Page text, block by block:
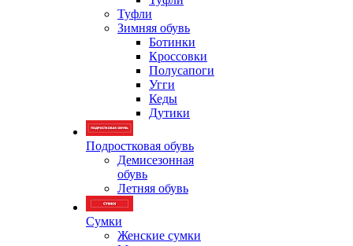
Туфли
Зимняя обувь
Ботинки
Кроссовки
Полусапоги
Угги
Кеды
Дутики
Подростковая обувь
Демисезонная
обувь
Летняя обувь
Сумки
Женские сумки